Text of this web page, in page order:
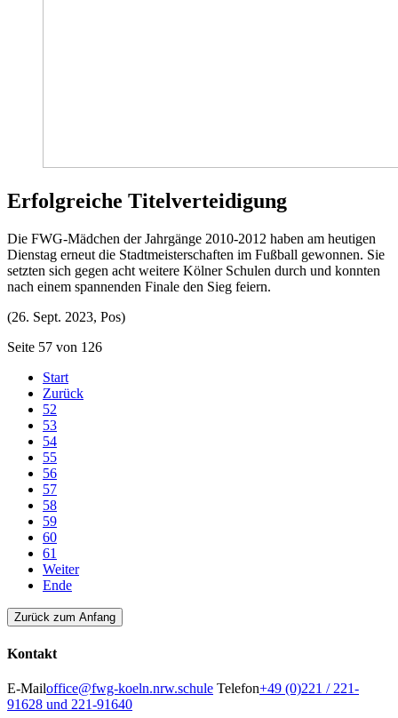
Erfolgreiche Titelverteidigung
Die FWG-Mädchen der Jahrgänge 2010-2012 haben am heutigen
Dienstag erneut die Stadtmeisterschaften im Fußball gewonnen. Sie
setzten sich gegen acht weitere Kölner Schulen durch und konnten
nach einem spannenden Finale den Sieg feiern.
(26. Sept. 2023, Pos)
Seite 57 von 126
Start
Zurück
52
53
54
55
56
57
58
59
60
61
Weiter
Ende
Zurück zum Anfang
Kontakt
E-Mailoffice@fwg-koeln.nrw.schule Telefon+49 (0)221 / 221-
91628 und 221-91640